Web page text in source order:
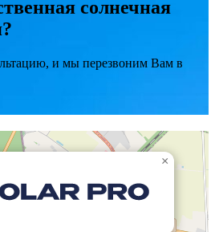
солнечная
и мы перезвоним Вам в
×